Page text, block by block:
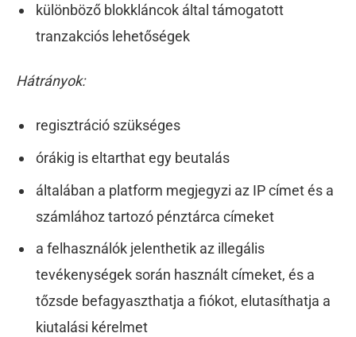
különböző blokkláncok által támogatott
tranzakciós lehetőségek
Hátrányok:
regisztráció szükséges
órákig is eltarthat egy beutalás
általában a platform megjegyzi az IP címet és a
számlához tartozó pénztárca címeket
a felhasználók jelenthetik az illegális
tevékenységek során használt címeket, és a
tőzsde befagyaszthatja a fiókot, elutasíthatja a
kiutalási kérelmet